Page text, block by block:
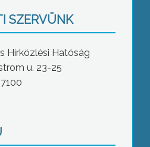
SZERVÜNK
Hírközlési Hatóság
u. 23-25